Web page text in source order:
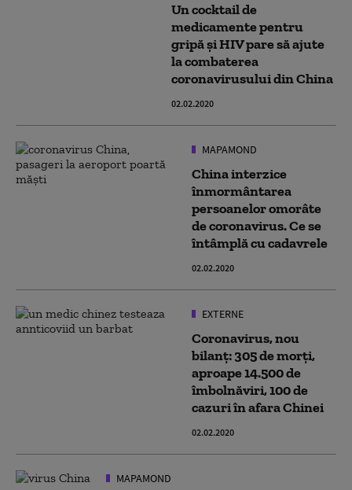
Un cocktail de
medicamente pentru
gripă şi HIV pare să ajute
la combaterea
coronavirusului din China
02.02.2020
MAPAMOND
China interzice
înmormântarea
persoanelor omorâte
de coronavirus. Ce se
întâmplă cu cadavrele
02.02.2020
EXTERNE
Coronavirus, nou
bilanț: 305 de morți,
aproape 14.500 de
îmbolnăviri, 100 de
cazuri în afara Chinei
02.02.2020
MAPAMOND